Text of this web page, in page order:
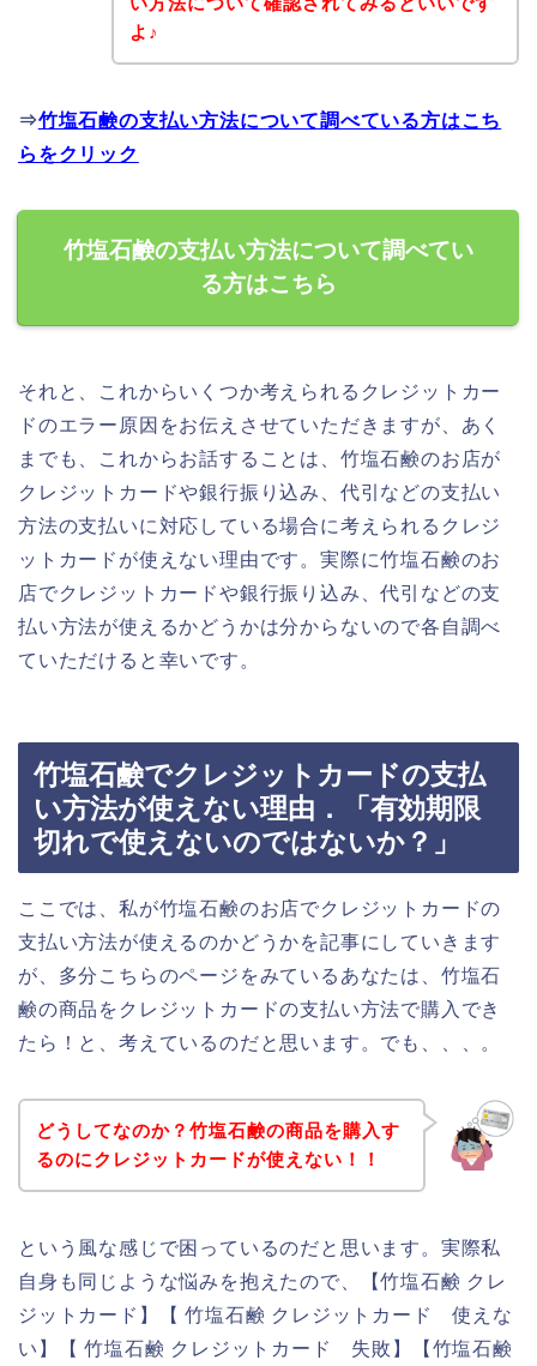
よ♪
⇒竹塩石鹸の支払い方法について調べている方はこち
らをクリック
竹塩石鹸の支払い方法について調べてい
る方はこちら
それと、これからいくつか考えられるクレジットカー
ドのエラー原因をお伝えさせていただきますが、あく
までも、これからお話することは、竹塩石鹸のお店が
クレジットカードや銀行振り込み、代引などの支払い
方法の支払いに対応している場合に考えられるクレジ
ットカードが使えない理由です。実際に竹塩石鹸のお
店でクレジットカードや銀行振り込み、代引などの支
払い方法が使えるかどうかは分からないので各自調べ
ていただけると幸いです。
竹塩石鹸でクレジットカードの支払
い方法が使えない理由．「有効期限
切れで使えないのではないか？」
ここでは、私が竹塩石鹸のお店でクレジットカードの
支払い方法が使えるのかどうかを記事にしていきます
が、多分こちらのページをみているあなたは、竹塩石
鹸の商品をクレジットカードの支払い方法で購入でき
たら！と、考えているのだと思います。でも、、、。
どうしてなのか？竹塩石鹸の商品を購入す
るのにクレジットカードが使えない！！
という風な感じで困っているのだと思います。実際私
自身も同じような悩みを抱えたので、【竹塩石鹸 クレ
ジットカード】【 竹塩石鹸 クレジットカード 使えな
い】【 竹塩石鹸 クレジットカード 失敗】【竹塩石鹸